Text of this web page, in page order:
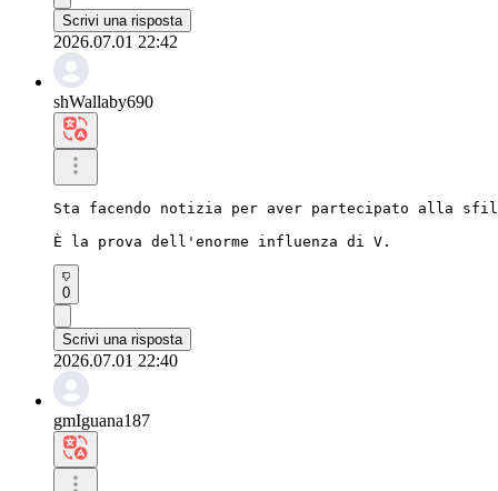
Scrivi una risposta
2026.07.01 22:42
shWallaby690
Sta facendo notizia per aver partecipato alla
È la prova dell'enorme influenza di V.
0
Scrivi una risposta
2026.07.01 22:40
gmIguana187